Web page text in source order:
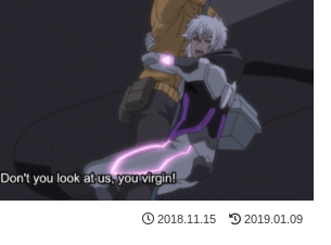
2018.11.15 2019.01.09